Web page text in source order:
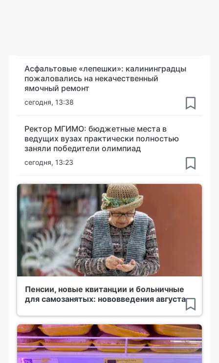
Асфальтовые «лепешки»: калининградцы
пожаловались на некачественный
ямочный ремонт
сегодня, 13:38
Ректор МГИМО: бюджетные места в
ведущих вузах практически полностью
заняли победители олимпиад
сегодня, 13:23
Пенсии, новые квитанции и больничные
для самозанятых: нововведения августа